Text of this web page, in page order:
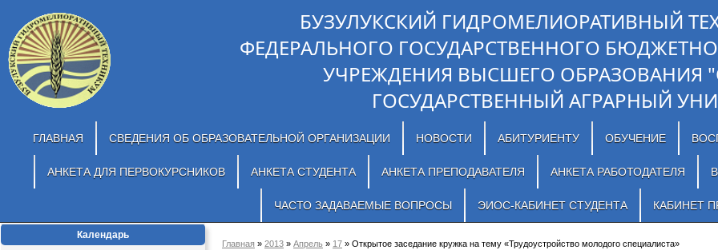
БУЗУЛУКСКИЙ ГИДРОМЕЛИОРАТИВНЫЙ
ФЕДЕРАЛЬНОГО ГОСУДАРСТВЕННОГО
УЧРЕЖДЕНИЯ ВЫСШЕГО ОБРАЗОВАНИЯ
ГОСУДАРСТВЕННЫЙ АГРАРНЫЙ
ГЛАВНАЯ СВЕДЕНИЯ ОБ ОБРАЗОВАТЕЛЬНОЙ ОРГАНИЗАЦИИ НОВОСТИ АБИТУРИЕНТУ ОБУЧЕНИЕ
АНКЕТА ДЛЯ ПЕРВОКУРСНИКОВ АНКЕТА СТУДЕНТА АНКЕТА ПРЕПОДАВАТЕЛЯ АНКЕТА РАБОТОДАТЕЛЯ
ЧАСТО ЗАДАВАЕМЫЕ ВОПРОСЫ ЭИОС-КАБИНЕТ СТУДЕНТА КАБИНЕТ
Календарь
Главная » 2013 » Апрель » 17 » Открытое заседание кружка на тему «Трудоустройство молодого специалиста»